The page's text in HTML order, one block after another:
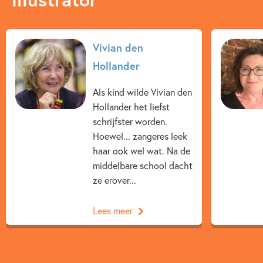
Detective & thrillers Spanning
Vivian den Hollander
Juliette de Wit
Vivian den
Hollander
Als kind wilde Vivian den
Hollander het liefst
schrijfster worden.
Hoewel... zangeres leek
haar ook wel wat. Na de
middelbare school dacht
ze erover...
Lees meer